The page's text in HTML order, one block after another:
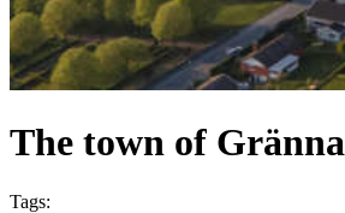
The town of Gränna
Tags: